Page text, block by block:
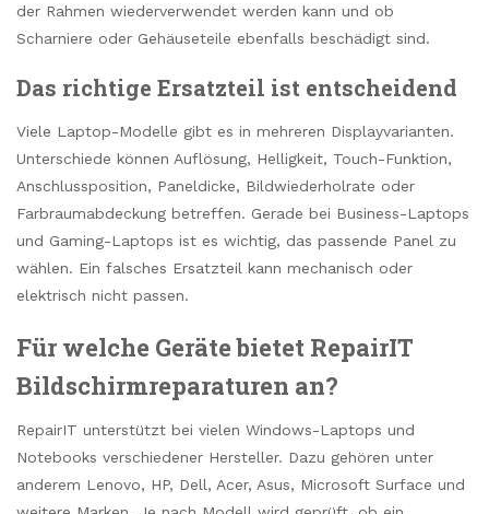
der Rahmen wiederverwendet werden kann und ob
Scharniere oder Gehäuseteile ebenfalls beschädigt sind.
Das richtige Ersatzteil ist entscheidend
Viele Laptop-Modelle gibt es in mehreren Displayvarianten.
Unterschiede können Auflösung, Helligkeit, Touch-Funktion,
Anschlussposition, Paneldicke, Bildwiederholrate oder
Farbraumabdeckung betreffen. Gerade bei Business-Laptops
und Gaming-Laptops ist es wichtig, das passende Panel zu
wählen. Ein falsches Ersatzteil kann mechanisch oder
elektrisch nicht passen.
Für welche Geräte bietet RepairIT
Bildschirmreparaturen an?
RepairIT unterstützt bei vielen Windows-Laptops und
Notebooks verschiedener Hersteller. Dazu gehören unter
anderem Lenovo, HP, Dell, Acer, Asus, Microsoft Surface und